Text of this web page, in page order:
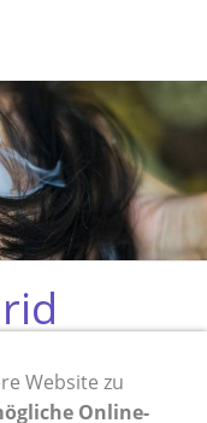
Website zu
Online-